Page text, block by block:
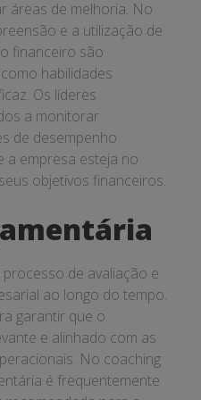
áreas de melhoria. No
e a utilização de
financeiro são
habilidades
Os líderes
a monitorar
de desempenho
a empresa esteja no
objetivos financeiros.
de avaliação e
ao longo do tempo.
garantir que o
e alinhado com as
No coaching
é frequentemente